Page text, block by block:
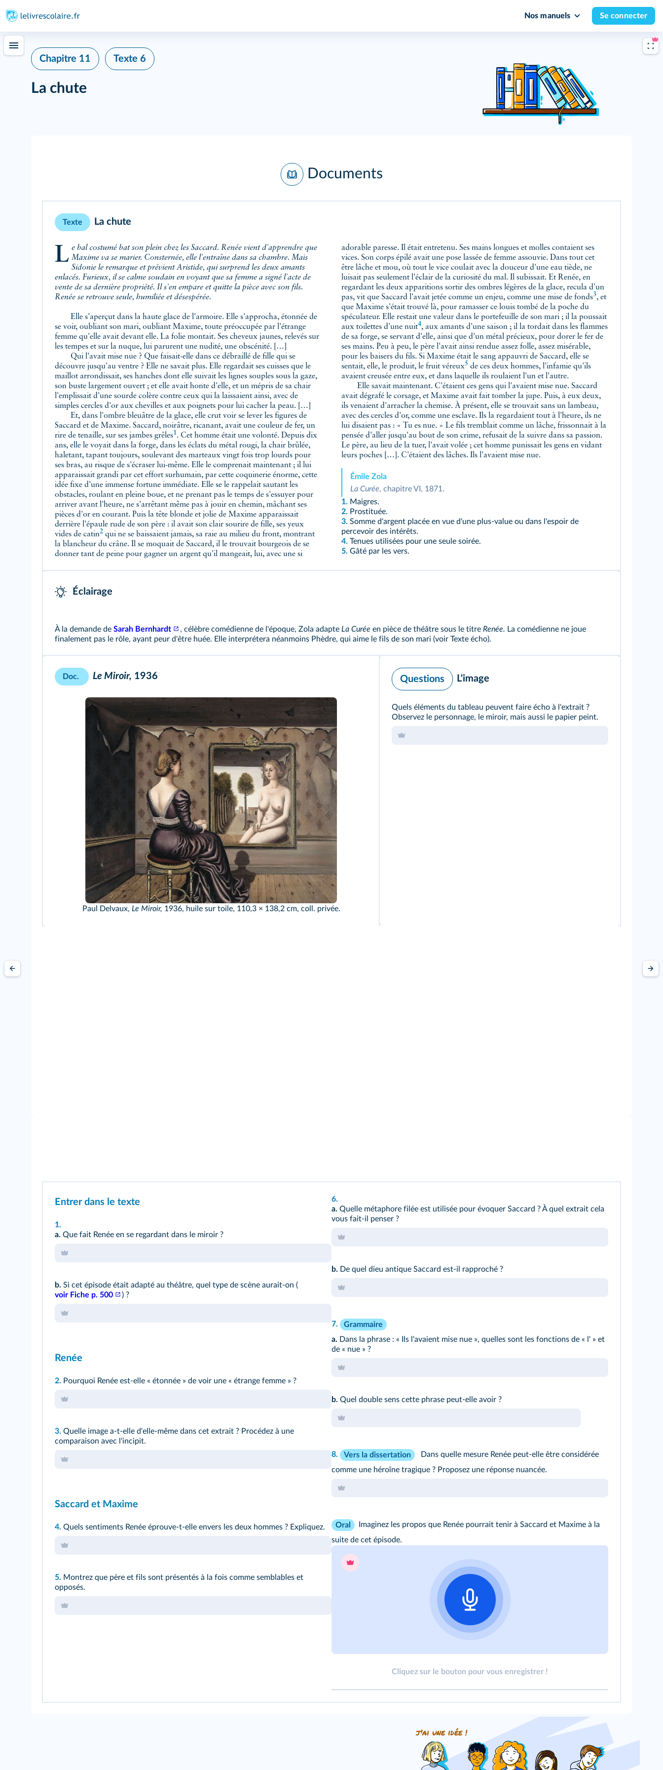
Nos manuels Se connecter
Chapitre 11 Texte 6
La chute
Documents
Texte La chute
Le bal costumé bat son plein chez les Saccard. Renée vient d'apprendre que Maxime va se marier. Consternée, elle l'entraîne dans sa chambre. Mais
Sidonie le remarque et prévient Aristide, qui surprend les deux amants
enlacés. Furieux, il se calme soudain en voyant que sa femme a signé l'acte de
vente de sa dernière propriété. Il s'en empare et quitte la pièce avec son fils.
Renée se retrouve seule, humiliée et désespérée.
Elle s'aperçut dans la haute glace de l'armoire. Elle s'approcha, étonnée de
se voir, oubliant son mari, oubliant Maxime, toute préoccupée par l'étrange
femme qu'elle avait devant elle. La folie montait. Ses cheveux jaunes, relevés sur
les tempes et sur la nuque, lui parurent une nudité, une obscénité. […]
Qui l'avait mise nue ? Que faisait-elle dans ce débraillé de fille qui se
découvre jusqu'au ventre ? Elle ne savait plus. Elle regardait ses cuisses que le
maillot arrondissait, ses hanches dont elle suivait les lignes souples sous la gaze,
son buste largement ouvert ; et elle avait honte d'elle, et un mépris de sa chair
l'emplissait d'une sourde colère contre ceux qui la laissaient ainsi, avec de
simples cercles d'or aux chevilles et aux poignets pour lui cacher la peau. […]
Et, dans l'ombre bleuâtre de la glace, elle crut voir se lever les figures de
Saccard et de Maxime. Saccard, noirâtre, ricanant, avait une couleur de fer, un
rire de tenaille, sur ses jambes grêles1. Cet homme était une volonté. Depuis dix
ans, elle le voyait dans la forge, dans les éclats du métal rougi, la chair brûlée,
haletant, tapant toujours, soulevant des marteaux vingt fois trop lourds pour
ses bras, au risque de s'écraser lui-même. Elle le comprenait maintenant ; il lui
apparaissait grandi par cet effort surhumain, par cette coquinerie énorme, cette
idée fixe d'une immense fortune immédiate. Elle se le rappelait sautant les
obstacles, roulant en pleine boue, et ne prenant pas le temps de s'essuyer pour
arriver avant l'heure, ne s'arrêtant même pas à jouir en chemin, mâchant ses
pièces d'or en courant. Puis la tête blonde et jolie de Maxime apparaissait
derrière l'épaule rude de son père : il avait son clair sourire de fille, ses yeux
vides de catin2 qui ne se baissaient jamais, sa raie au milieu du front, montrant
la blancheur du crâne. Il se moquait de Saccard, il le trouvait bourgeois de se
donner tant de peine pour gagner un argent qu'il mangeait, lui, avec une si
adorable paresse. Il était entretenu. Ses mains longues et molles contaient ses
vices. Son corps épilé avait une pose lassée de femme assouvie. Dans tout cet
être lâche et mou, où tout le vice coulait avec la douceur d'une eau tiède, ne
luisait pas seulement l'éclair de la curiosité du mal. Il subissait. Et Renée, en
regardant les deux apparitions sortir des ombres légères de la glace, recula d'un
pas, vit que Saccard l'avait jetée comme un enjeu, comme une mise de fonds3, et
que Maxime s'était trouvé là, pour ramasser ce louis tombé de la poche du
spéculateur. Elle restait une valeur dans le portefeuille de son mari ; il la poussait
aux toilettes d'une nuit4, aux amants d'une saison ; il la tordait dans les flammes
de sa forge, se servant d'elle, ainsi que d'un métal précieux, pour dorer le fer de
ses mains. Peu à peu, le père l'avait ainsi rendue assez folle, assez misérable,
pour les baisers du fils. Si Maxime était le sang appauvri de Saccard, elle se
sentait, elle, le produit, le fruit véreux5 de ces deux hommes, l'infamie qu'ils
avaient creusée entre eux, et dans laquelle ils roulaient l'un et l'autre.
Elle savait maintenant. C'étaient ces gens qui l'avaient mise nue. Saccard
avait dégrafé le corsage, et Maxime avait fait tomber la jupe. Puis, à eux deux,
ils venaient d'arracher la chemise. À présent, elle se trouvait sans un lambeau,
avec des cercles d'or, comme une esclave. Ils la regardaient tout à l'heure, ils ne
lui disaient pas : « Tu es nue. » Le fils tremblait comme un lâche, frissonnait à la
pensée d'aller jusqu'au bout de son crime, refusait de la suivre dans sa passion.
Le père, au lieu de la tuer, l'avait volée ; cet homme punissait les gens en vidant
leurs poches […]. C'étaient des lâches. Ils l'avaient mise nue.
Émile Zola
La Curée, chapitre VI, 1871.
1. Maigres.
2. Prostituée.
3. Somme d'argent placée en vue d'une plus-value ou dans l'espoir de
percevoir des intérêts.
4. Tenues utilisées pour une seule soirée.
5. Gâté par les vers.
Éclairage
À la demande de Sarah Bernhardt , célèbre comédienne de l'époque, Zola adapte La Curée en pièce de théâtre sous le titre Renée. La comédienne ne joue
finalement pas le rôle, ayant peur d'être huée. Elle interprétera néanmoins Phèdre, qui aime le fils de son mari (voir Texte écho).
Doc. Le Miroir, 1936
Paul Delvaux, Le Miroir, 1936, huile sur toile, 110,3 × 138,2 cm, coll. privée.
Questions L'image
Quels éléments du tableau peuvent faire écho à l'extrait ?
Observez le personnage, le miroir, mais aussi le papier peint.
Entrer dans le texte
1.
a. Que fait Renée en se regardant dans le miroir ?
b. Si cet épisode était adapté au théâtre, quel type de scène aurait-on (
voir Fiche p. 500
) ?
Renée
2. Pourquoi Renée est-elle « étonnée » de voir une « étrange femme » ?
3. Quelle image a-t-elle d'elle-même dans cet extrait ? Procédez à une
comparaison avec l'incipit.
Saccard et Maxime
4. Quels sentiments Renée éprouve-t-elle envers les deux hommes ? Expliquez.
5. Montrez que père et fils sont présentés à la fois comme semblables et
opposés.
6.
a. Quelle métaphore filée est utilisée pour évoquer Saccard ? À quel extrait cela
vous fait-il penser ?
b. De quel dieu antique Saccard est-il rapproché ?
7.
Grammaire
a. Dans la phrase : « Ils l'avaient mise nue », quelles sont les fonctions de « l' » et
de « nue » ?
b. Quel double sens cette phrase peut-elle avoir ?
8. Vers la dissertation
Dans quelle mesure Renée peut-elle être considérée
comme une héroïne tragique ? Proposez une réponse nuancée.
Oral
Imaginez les propos que Renée pourrait tenir à Saccard et Maxime à la
suite de cet épisode.
Cliquez sur le bouton pour vous enregistrer !
j'ai une idée !